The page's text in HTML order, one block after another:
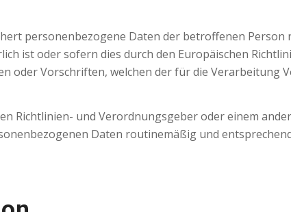
personenbezogene Daten der betroffenen Person
ist oder sofern dies durch den Europäischen
oder Vorschriften, welchen der für die Verarbeitung
Richtlinien- und Verordnungsgeber oder einem
Daten routinemäßig und